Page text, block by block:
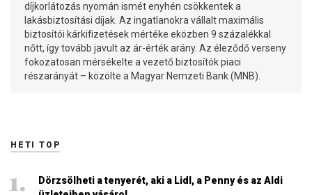
díjkorlátozás nyomán ismét enyhén csökkentek a
lakásbiztosítási díjak. Az ingatlanokra vállalt maximális
biztosítói kárkifizetések mértéke eközben 9 százalékkal
nőtt, így tovább javult az ár-érték arány. Az éleződő verseny
fokozatosan mérsékelte a vezető biztosítók piaci
részarányát – közölte a Magyar Nemzeti Bank (MNB).
HETI TOP
Dörzsölheti a tenyerét, aki a Lidl, a Penny és az Aldi